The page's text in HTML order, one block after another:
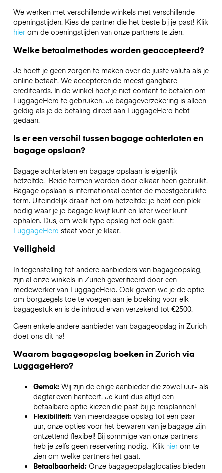
We werken met verschillende winkels met verschillende
openingstijden. Kies de partner die het beste bij je past! Klik
hierom de openingstijden van onze partners te zien.
Welke betaalmethodes worden geaccepteerd?
Je hoeft je geen zorgen te maken over de juiste valuta als je
online betaalt. We accepteren de meest gangbare
creditcards. In de winkel hoef je niet contant te betalen om
LuggageHero te gebruiken. Je bagageverzekering is alleen
geldig als je de betaling direct aan LuggageHero hebt
gedaan.
Is er een verschil tussen bagage achterlaten en
bagage opslaan?
Bagage achterlaten en bagage opslaan is eigenlijk
hetzelfde. Beide termen worden door elkaar heen gebruikt.
Bagage opslaan is internationaal echter de meestgebruikte
term. Uiteindelijk draait het om hetzelfde: je hebt een plek
nodig waar je je bagage kwijt kunt en later weer kunt
ophalen. Dus, om welk type opslag het ook gaat:
LuggageHero staat voor je klaar.
Veiligheid
In tegenstelling tot andere aanbieders van bagageopslag,
zijn al onze winkels in Zurichgeverifieerd door een
medewerker van LuggageHero. Ook geven we je de optie
om borgzegels toe te voegen aan je boeking voor elk
bagagestuk en is de inhoud ervan verzekerd tot €2500.
Geen enkele andere aanbieder van bagageopslag in Zurich
doet ons dit na!
Waarom bagageopslag boeken inZurichvia
LuggageHero?
Gemak: Wij zijn de enige aanbieder die zowel uur- als
dagtarieven hanteert. Je kunt dus altijd een
betaalbare optie kiezen die past bij je reisplannen!
Flexibiliteit: Van meerdaagse opslag tot een paar
uur, onze opties voor het bewaren van je bagage zijn
ontzettend flexibel! Bij sommige van onze partners
heb je zelfs geen reservering nodig. Klik hierom te
zien om welke partners het gaat.
Betaalbaarheid: Onze bagageopslaglocaties bieden